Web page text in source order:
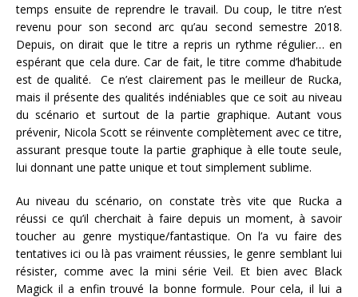
temps ensuite de reprendre le travail. Du coup, le titre n’est
revenu pour son second arc qu’au second semestre 2018.
Depuis, on dirait que le titre a repris un rythme régulier… en
espérant que cela dure. Car de fait, le titre comme d’habitude
est de qualité. Ce n’est clairement pas le meilleur de Rucka,
mais il présente des qualités indéniables que ce soit au niveau
du scénario et surtout de la partie graphique. Autant vous
prévenir, Nicola Scott se réinvente complètement avec ce titre,
assurant presque toute la partie graphique à elle toute seule,
lui donnant une patte unique et tout simplement sublime.
Au niveau du scénario, on constate très vite que Rucka a
réussi ce qu’il cherchait à faire depuis un moment, à savoir
toucher au genre mystique/fantastique. On l’a vu faire des
tentatives ici ou là pas vraiment réussies, le genre semblant lui
résister, comme avec la mini série Veil. Et bien avec Black
Magick il a enfin trouvé la bonne formule. Pour cela, il lui a